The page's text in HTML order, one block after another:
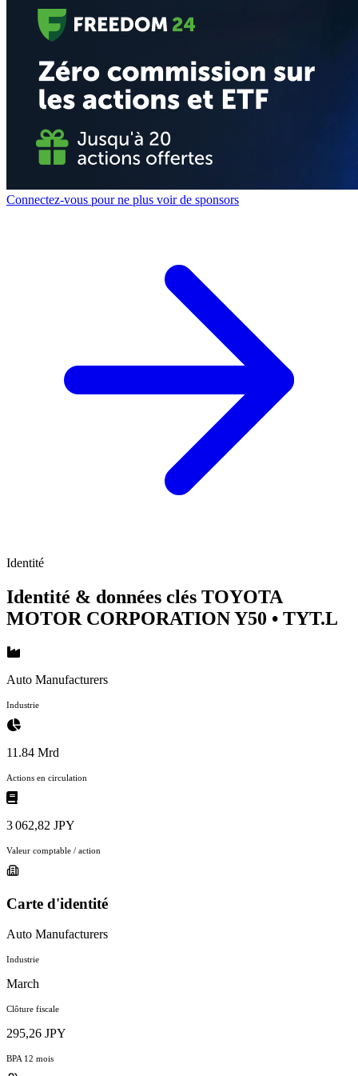
Connectez-vous pour ne plus voir de sponsors
Identité
Identité & données clés TOYOTA
MOTOR CORPORATION Y50 • TYT.L
Auto Manufacturers
Industrie
11.84 Mrd
Actions en circulation
3 062,82 JPY
Valeur comptable / action
Carte d'identité
Auto Manufacturers
Industrie
March
Clôture fiscale
295,26 JPY
BPA 12 mois